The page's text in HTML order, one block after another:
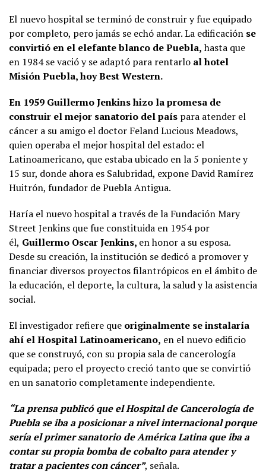
El nuevo hospital se terminó de construir y fue equipado
por completo, pero jamás se echó andar. La edificación se
convirtió en el elefante blanco de Puebla,hasta que
en 1984 se vació y se adaptó para rentarlo al hotel
Misión Puebla, hoy Best Western.
En 1959 Guillermo Jenkins hizo la promesa de
construir el mejor sanatorio del país para atender el
cáncer a su amigo el doctor Feland Lucious Meadows,
quien operaba el mejor hospital del estado: el
Latinoamericano, que estaba ubicado en la 5 poniente y
15 sur, donde ahora es Salubridad, expone David Ramírez
Huitrón, fundador de Puebla Antigua.
Haría el nuevo hospital a través de la Fundación Mary
Street Jenkins que fue constituida en 1954 por
él, Guillermo Oscar Jenkins, en honor a su esposa.
Desde su creación, la institución se dedicó a promover y
financiar diversos proyectos filantrópicos en el ámbito de
la educación, el deporte, la cultura, la salud y la asistencia
social.
El investigador refiere que originalmente se instalaría
ahí el Hospital Latinoamericano, en el nuevo edificio
que se construyó, con su propia sala de cancerología
equipada; pero el proyecto creció tanto que se convirtió
en un sanatorio completamente independiente.
“La prensa publicó que el Hospital de Cancerología de
Puebla se iba a posicionar a nivel internacional porque
sería el primer sanatorio de América Latina que iba a
contar su propia bomba de cobalto para atender y
tratar a pacientes con cáncer”, señala.